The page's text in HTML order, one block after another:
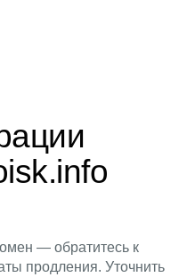
— обратитесь к
продления. Уточнить